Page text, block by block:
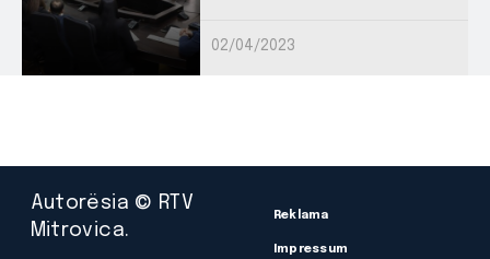
02/04/2023
Autorësia © RTV
Mitrovica.
Reklama
Impressum